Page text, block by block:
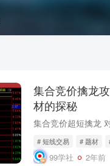
集合竞价擒龙
材的探秘
# 短线交易 # 题材
99学社 2年前